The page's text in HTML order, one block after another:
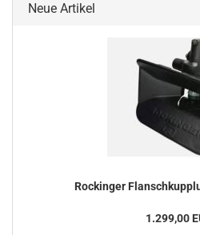
Neue Artikel
Ro­ck­in­ger
1.299,00